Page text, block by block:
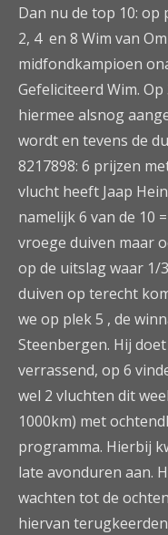
Dan nu de top 10: op
2, 4 en 8 Wim van
midfondkampioen
Gefeliciteerd Wim.
hiermee alsnog
wordt en tevens de
8217898: 6 prijzen
vlucht heeft Jaap
namelijk 6 van de 10
vroege duiven maar
op de uitslag waar 1/
duiven op terecht
we op plek 5 , de
Steenbergen. Hij
verrassend, op 6
wel 2 vluchten dit
1000km) met
programma. Hierbij
late avonduren aan.
wachten tot de
hiervan